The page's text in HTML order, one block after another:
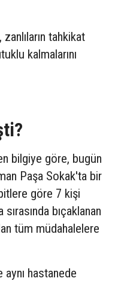
tahkikat
kalmalarını
bilgiye göre, bugün
Paşa Sokak'ta bir
göre 7 kişi
sırasında bıçaklanan
tüm müdahalelere
aynı hastanede